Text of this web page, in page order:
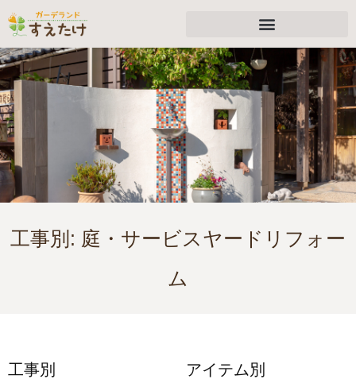
工事別: 庭・サービスヤードリフォー
ム
工事別 アイテム別